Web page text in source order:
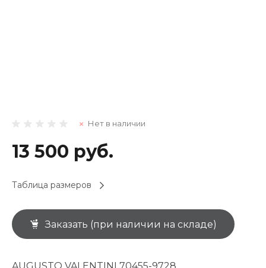
Нет в наличии
13 500 руб.
Таблица размеров
Заказать (при наличии на складе)